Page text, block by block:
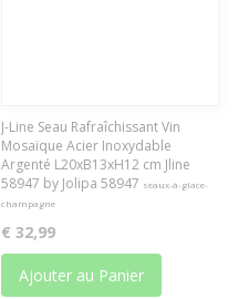
J-Line Seau Rafraîchissant Vin
Mosaïque Acier Inoxydable
Argenté L20xB13xH12 cm Jline
58947 by Jolipa 58947 seaux-à-glace-
champagne
€ 32,99
Ajouter au Panier